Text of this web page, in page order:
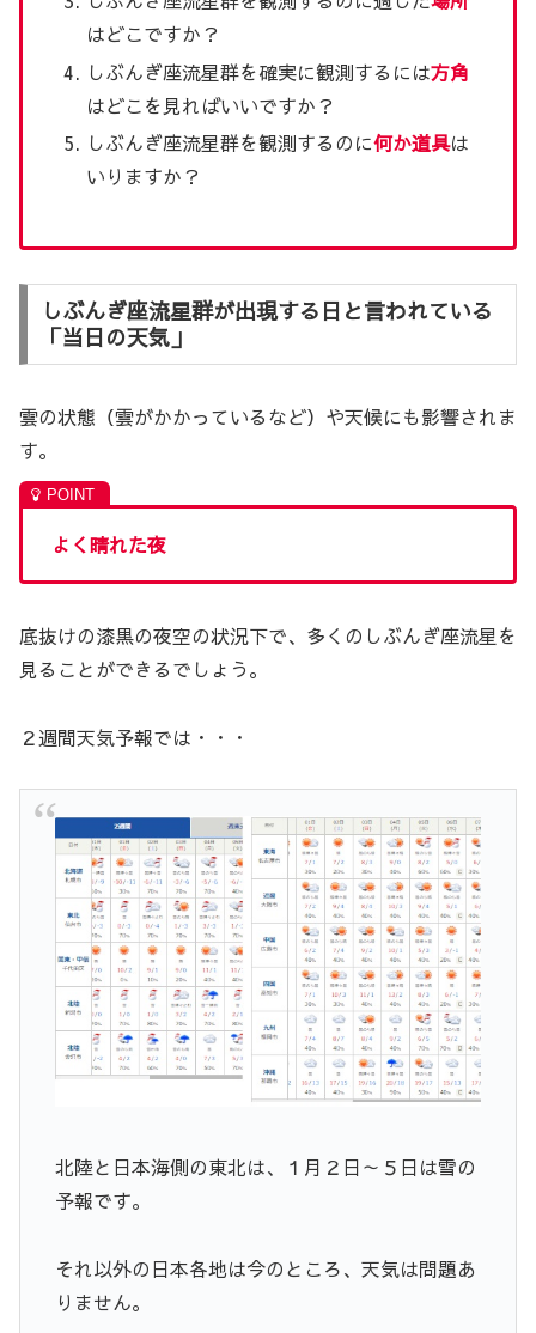
はどこですか？
しぶんぎ座流星群を確実に観測するには方角
はどこを見ればいいですか？
しぶんぎ座流星群を観測するのに何か道具は
いりますか？
しぶんぎ座流星群が出現する日と言われている
「当日の天気」
雲の状態（雲がかかっているなど）や天候にも影響されま
す。
よく晴れた夜
底抜けの漆黒の夜空の状況下で、多くのしぶんぎ座流星を
見ることができるでしょう。
２週間天気予報では・・・
北陸と日本海側の東北は、１月２日～５日は雪の
予報です。
それ以外の日本各地は今のところ、天気は問題あ
りません。